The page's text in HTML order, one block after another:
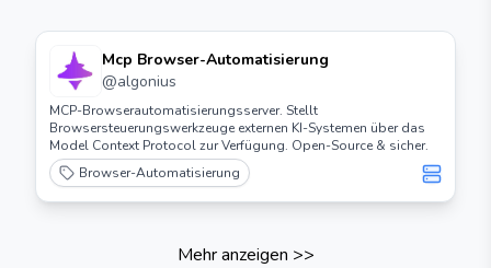
Mcp Browser-Automatisierung
@algonius
MCP-Browserautomatisierungsserver. Stellt
Browsersteuerungswerkzeuge externen KI-Systemen über das
Model Context Protocol zur Verfügung. Open-Source & sicher.
Browser-Automatisierung
Mehr anzeigen >>